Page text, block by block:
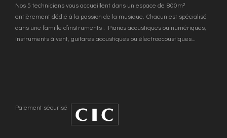
Nos 5 techniciens vous accueillent dans un espace de 800m²
entièrement dédié à la passion de la musique. Chacun est spécialisé
dans une famille d’instruments : Pianos acoustiques ou numériques,
instruments à vent, guitares acoustiques ou électroacoustiques…
Paiement sécurisé